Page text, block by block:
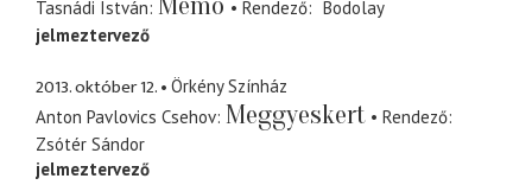
Tasnádi István
Rendező
Bodolay
jelmeztervező
2013. október 12.
Örkény Színház
Anton Pavlovics Csehov Meggyeskert
Rendező
Zsótér Sándor
jelmeztervező